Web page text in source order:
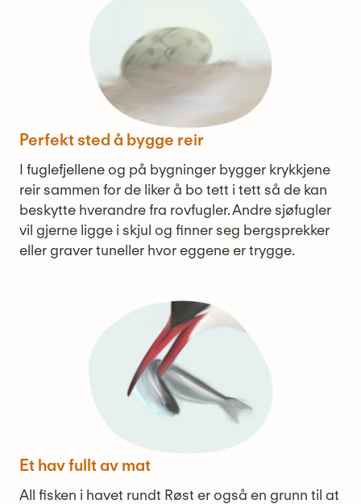
Perfekt sted å bygge reir
I fuglefjellene og på bygninger bygger krykkjene
reir sammen for de liker å bo tett i tett så de kan
beskytte hverandre fra rovfugler. Andre sjøfugler
vil gjerne ligge i skjul og finner seg bergsprekker
eller graver tuneller hvor eggene er trygge.
Et hav fullt av mat
All fisken i havet rundt Røst er også en grunn til at